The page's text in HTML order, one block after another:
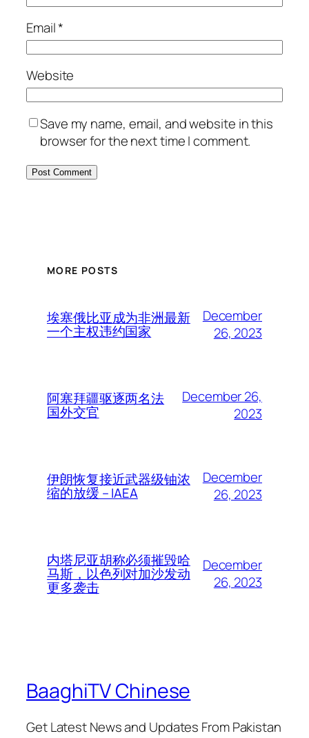
Email*
Website
Save my name, email, and website in this
browser for the next time I comment.
MORE POSTS
埃塞俄比亚成为非洲最新
一个主权违约国家
December
26, 2023
阿塞拜疆驱逐两名法
国外交官
December 26,
2023
伊朗恢复接近武器级铀浓
缩的放缓 – IAEA
December
26, 2023
内塔尼亚胡称必须摧毁哈
马斯，以色列对加沙发动
更多袭击
December
26, 2023
BaaghiTV Chinese
Get Latest News and Updates From Pakistan